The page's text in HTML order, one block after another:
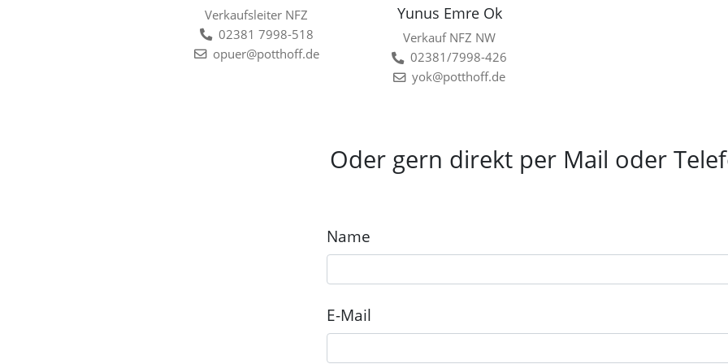
Verkaufsleiter NFZ
02381 7998-518
opuer@potthoff.de
Yunus Emre Ok
Verkauf NFZ NW
02381/7998-426
yok@potthoff.de
Oder gern direkt per Mail oder
Name
E-Mail